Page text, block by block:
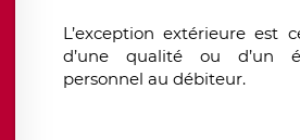
L’exception extérieure est
d’une qualité ou d’un
personnel au débiteur.